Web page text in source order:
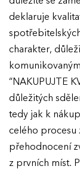
deklaruje
charakter,
“NAKUPUJTE
důležitých
tedy jak k
celého procesu
přehodnocení
z prvních míst.